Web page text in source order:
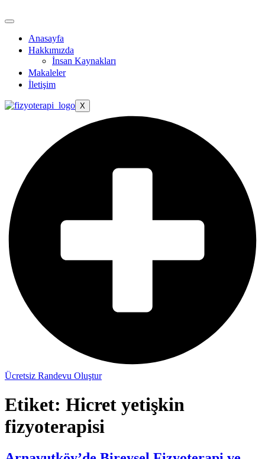
Anasayfa
Hakkımızda
İnsan Kaynakları
Makaleler
İletişim
X
Ücretsiz Randevu Oluştur
Etiket: Hicret yetişkin
fizyoterapisi